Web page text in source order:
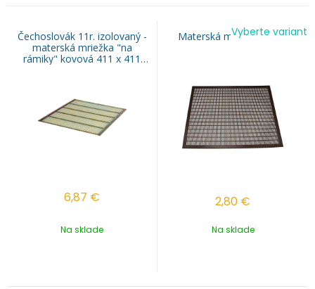
Čechoslovák 11r. izolovaný -
materská mriežka "na
rámiky" kovová 411 x 411
6,87 €
Na sklade
Materská mriežka ANEL
2,80 €
Vyberte variant
Na sklade